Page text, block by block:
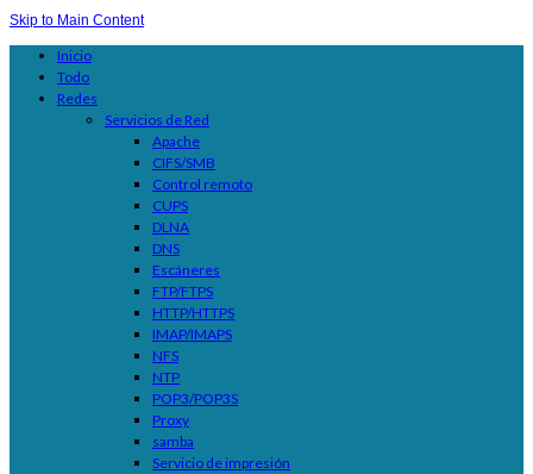
Skip to Main Content
Inicio
Todo
Redes
Servicios de Red
Apache
CIFS/SMB
Control remoto
CUPS
DLNA
DNS
Escáneres
FTP/FTPS
HTTP/HTTPS
IMAP/IMAPS
NFS
NTP
POP3/POP3S
Proxy
samba
Servicio de impresión